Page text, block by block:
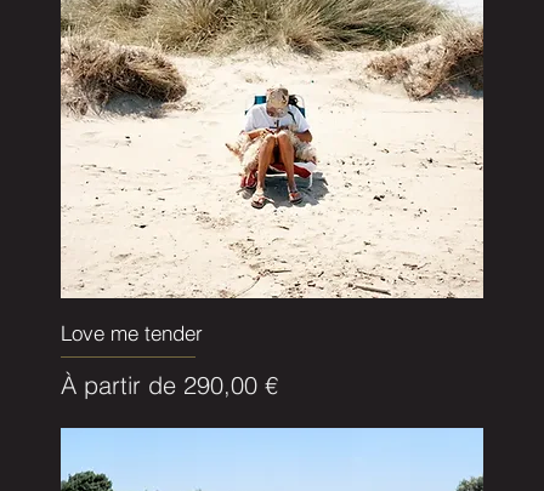
Love me tender
À partir de 290,00 €
Prix promotionnel